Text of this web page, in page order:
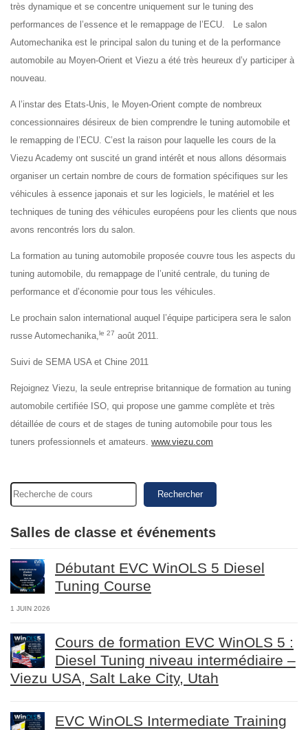
très dynamique et se concentre uniquement sur le tuning des
performances de l’essence et le remappage de l’ECU. Le salon
Automechanika est le principal salon du tuning et de la performance
automobile au Moyen-Orient et Viezu a été très heureux d’y participer à
nouveau.
A l’instar des Etats-Unis, le Moyen-Orient compte de nombreux
concessionnaires désireux de bien comprendre le tuning automobile et
le remapping de l’ECU. C’est la raison pour laquelle les cours de la
Viezu Academy ont suscité un grand intérêt et nous allons désormais
organiser un certain nombre de cours de formation spécifiques sur les
véhicules à essence japonais et sur les logiciels, le matériel et les
techniques de tuning des véhicules européens pour les clients que nous
avons rencontrés lors du salon.
La formation au tuning automobile proposée couvre tous les aspects du
tuning automobile, du remappage de l’unité centrale, du tuning de
performance et d’économie pour tous les véhicules.
Le prochain salon international auquel l’équipe participera sera le salon
russe Automechanika,le 27 août 2011.
Suivi de SEMA USA et Chine 2011
Rejoignez Viezu, la seule entreprise britannique de formation au tuning
automobile certifiée ISO, qui propose une gamme complète et très
détaillée de cours et de stages de tuning automobile pour tous les
tuners professionnels et amateurs. www.viezu.com
Rechercher
Salles de classe et événements
Débutant EVC WinOLS 5 Diesel
Tuning Course
1 JUIN 2026
Cours de formation EVC WinOLS 5 :
Diesel Tuning niveau intermédiaire –
Viezu USA, Salt Lake City, Utah
EVC WinOLS Intermediate Training